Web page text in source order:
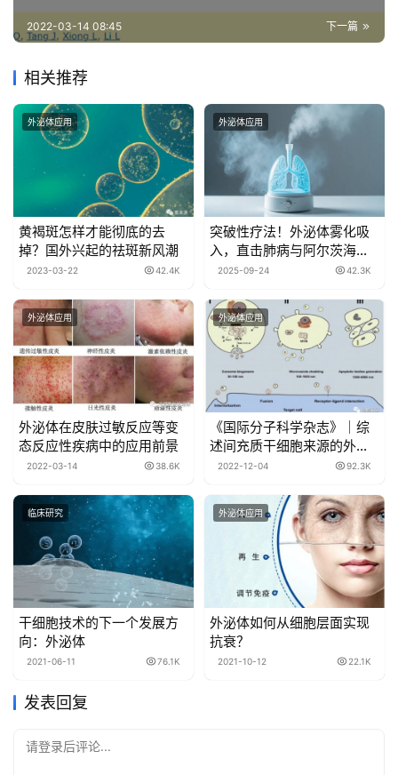
下一篇
2022-03-14 08:45
相关推荐
外泌体应用
黄褐斑怎样才能彻底的去
掉？国外兴起的祛斑新风潮
2023-03-22 42.4K
外泌体应用
突破性疗法！外泌体雾化吸
入，直击肺病与阿尔茨海默
症治疗新前沿
2025-09-24 42.3K
外泌体应用
外泌体在皮肤过敏反应等变
态反应性疾病中的应用前景
2022-03-14 38.6K
外泌体应用
《国际分子科学杂志》｜综
述间充质干细胞来源的外泌
体治疗癌症：机遇和挑战
2022-12-04 92.3K
临床研究
干细胞技术的下一个发展方
向：外泌体
2021-06-11 76.1K
外泌体应用
外泌体如何从细胞层面实现
抗衰？
2021-10-12 22.1K
发表回复
请登录后评论...